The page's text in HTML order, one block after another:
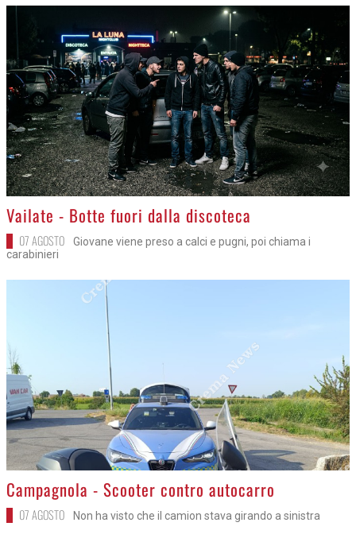
>
Vailate - Botte fuori dalla discoteca
07 AGOSTO
Giovane viene preso a calci e pugni, poi chiama i
carabinieri
>
Campagnola - Scooter contro autocarro
07 AGOSTO Non ha visto che il camion stava girando a sinistra